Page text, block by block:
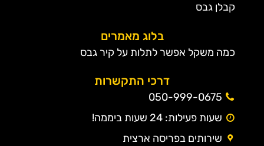
קבלן גבס
בלוג מאמרים
כמה משקל אפשר לתלות על קיר גבס
דרכי התקשרות
050-999-0675
שעות פעילות: 24 שעות ביממה!
שירותים בפריסה ארצית